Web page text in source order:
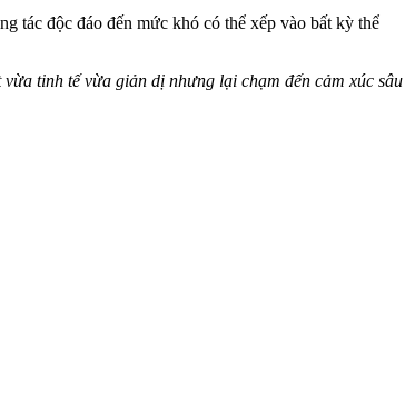
tác độc đáo đến mức khó có thể xếp vào bất kỳ thể
tinh tế vừa giản dị nhưng lại chạm đến cảm xúc sâu